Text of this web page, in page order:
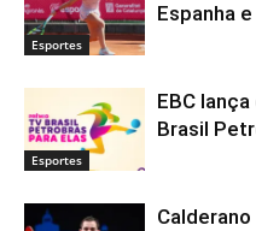
Esportes
Espanha
Esportes
EBC
Brasil